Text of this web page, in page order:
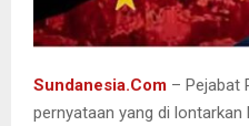
Sundanesia.Com – Pejabat
pernyataan yang di